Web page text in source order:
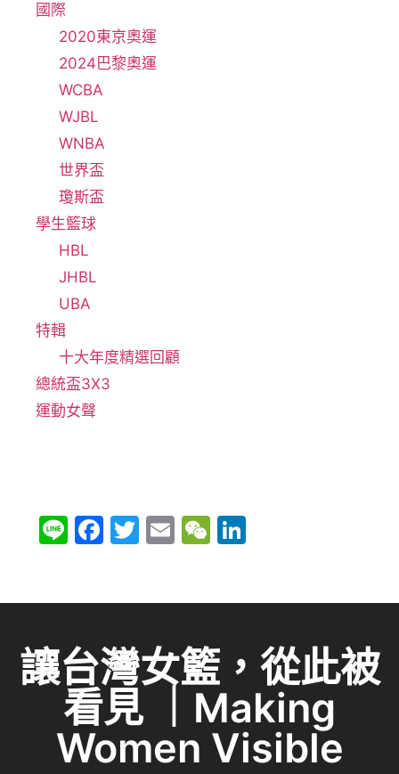
國際
2020東京奧運
2024巴黎奧運
WCBA
WJBL
WNBA
世界盃
瓊斯盃
學生籃球
HBL
JHBL
UBA
特輯
十大年度精選回顧
總統盃3X3
運動女聲
Li F
b
o
o
k
T
E
W
at
dI
n
讓台灣女籃，從此被
看見 ｜Making
Women Visible